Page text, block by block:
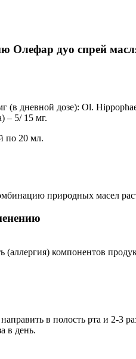
Олефар дуо спрей
(в дневной дозе): Ol.
– 5/ 15 мг.
по 20 мл.
природных масел
(аллергия) компонентов
в полость рта и 2-
в день.